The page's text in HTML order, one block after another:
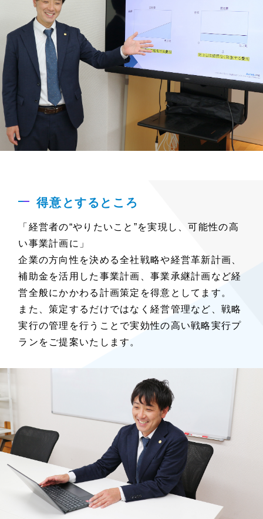
得意とするところ
「経営者の“やりたいこと”を実現し、可能性の高
い事業計画に」
企業の方向性を決める全社戦略や経営革新計画、
補助金を活用した事業計画、事業承継計画など経
営全般にかかわる計画策定を得意としてます。
また、策定するだけではなく経営管理など、戦略
実行の管理を行うことで実効性の高い戦略実行プ
ランをご提案いたします。